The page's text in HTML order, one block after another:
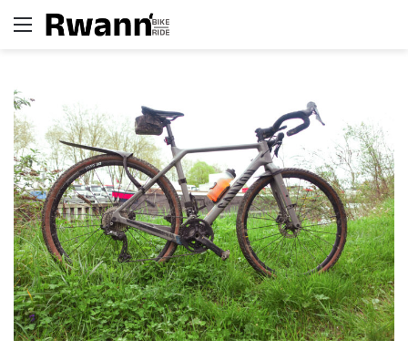
Menu